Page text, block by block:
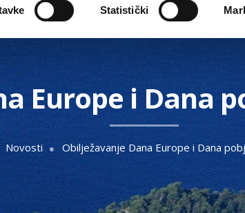
Statistički
Europe i Dana
Novosti Obilježavanje Dana Europe i Dana